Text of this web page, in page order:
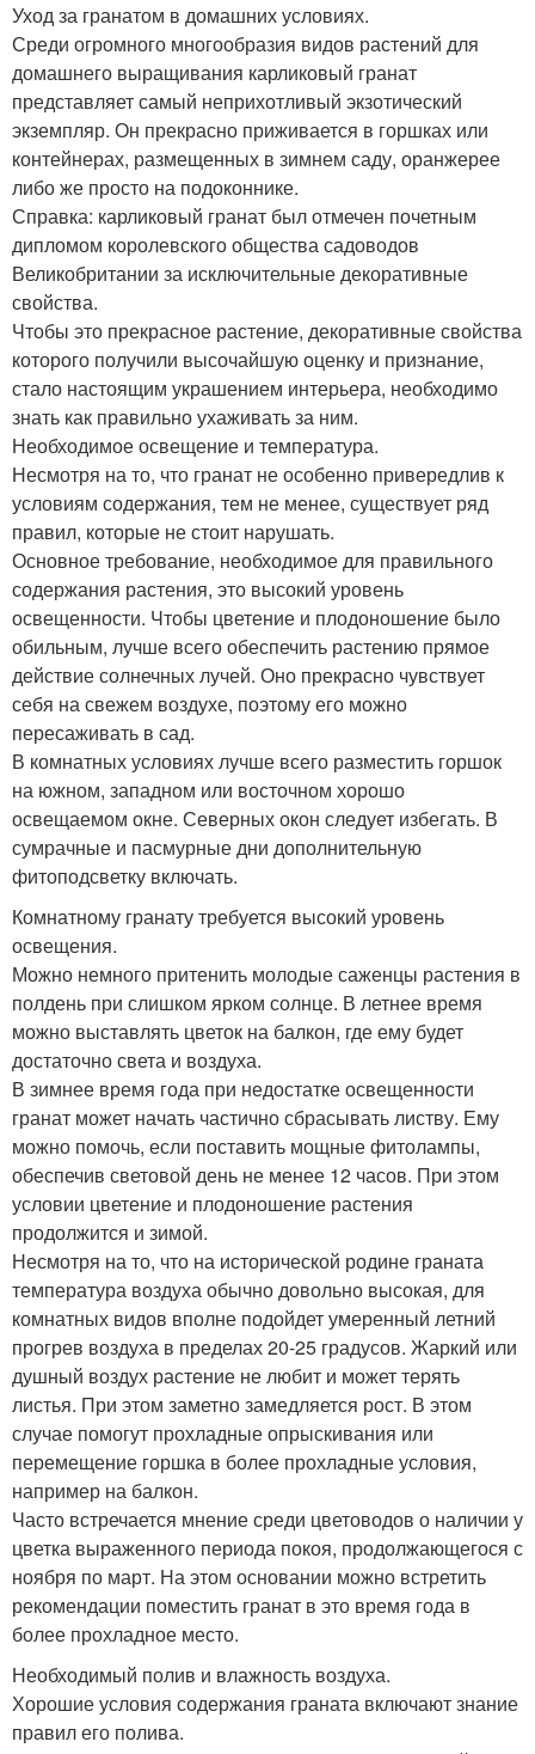
Уход за гранатом в домашних условиях.
Среди огромного многообразия видов растений для
домашнего выращивания карликовый гранат
представляет самый неприхотливый экзотический
экземпляр. Он прекрасно приживается в горшках или
контейнерах, размещенных в зимнем саду, оранжерее
либо же просто на подоконнике.
Справка: карликовый гранат был отмечен почетным
дипломом королевского общества садоводов
Великобритании за исключительные декоративные
свойства.
Чтобы это прекрасное растение, декоративные свойства
которого получили высочайшую оценку и признание,
стало настоящим украшением интерьера, необходимо
знать как правильно ухаживать за ним.
Необходимое освещение и температура.
Несмотря на то, что гранат не особенно привередлив к
условиям содержания, тем не менее, существует ряд
правил, которые не стоит нарушать.
Основное требование, необходимое для правильного
содержания растения, это высокий уровень
освещенности. Чтобы цветение и плодоношение было
обильным, лучше всего обеспечить растению прямое
действие солнечных лучей. Оно прекрасно чувствует
себя на свежем воздухе, поэтому его можно
пересаживать в сад.
В комнатных условиях лучше всего разместить горшок
на южном, западном или восточном хорошо
освещаемом окне. Северных окон следует избегать. В
сумрачные и пасмурные дни дополнительную
фитоподсветку включать.
Комнатному гранату требуется высокий уровень
освещения.
Можно немного притенить молодые саженцы растения в
полдень при слишком ярком солнце. В летнее время
можно выставлять цветок на балкон, где ему будет
достаточно света и воздуха.
В зимнее время года при недостатке освещенности
гранат может начать частично сбрасывать листву. Ему
можно помочь, если поставить мощные фитолампы,
обеспечив световой день не менее 12 часов. При этом
условии цветение и плодоношение растения
продолжится и зимой.
Несмотря на то, что на исторической родине граната
температура воздуха обычно довольно высокая, для
комнатных видов вполне подойдет умеренный летний
прогрев воздуха в пределах 20-25 градусов. Жаркий или
душный воздух растение не любит и может терять
листья. При этом заметно замедляется рост. В этом
случае помогут прохладные опрыскивания или
перемещение горшка в более прохладные условия,
например на балкон.
Часто встречается мнение среди цветоводов о наличии у
цветка выраженного периода покоя, продолжающегося с
ноября по март. На этом основании можно встретить
рекомендации поместить гранат в это время года в
более прохладное место.
Необходимый полив и влажность воздуха.
Хорошие условия содержания граната включают знание
правил его полива.